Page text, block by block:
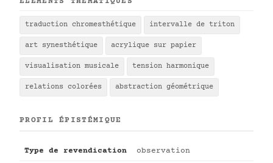
traduction chromesthétique intervalle de triton
art synesthétique acrylique sur papier
visualisation musicale tension harmonique
relations colorées abstraction géométrique
PROFIL ÉPISTÉMIQUE
Type de revendication observation